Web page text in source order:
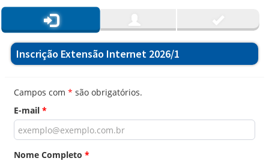
Inscrição Extensão Internet 2026/1
Campos com * são obrigatórios.
E-mail *
Nome Completo *